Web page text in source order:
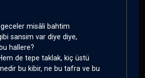
misâli bahtim
sansim var diye diye,
hallere?
de tepe taklak, kiç üstü
bu kibir, ne bu tafra ve bu